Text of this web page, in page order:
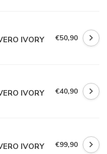
IVORY €50,90
IVORY €40,90
IVORY €99,90